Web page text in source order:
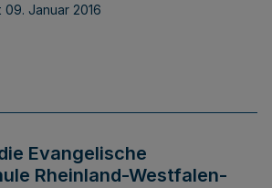
09. Januar 2016
Evangelische
Rheinland-Westfalen-